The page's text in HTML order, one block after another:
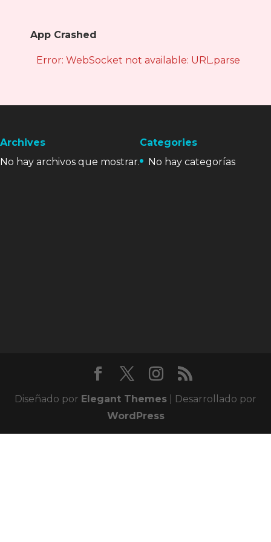
App Crashed
Error: WebSocket not available: URL.parse is
Archives
No hay archivos que mostrar.
Categories
No hay categorías
Diseñado por Elegant Themes | Desarrollado por
WordPress